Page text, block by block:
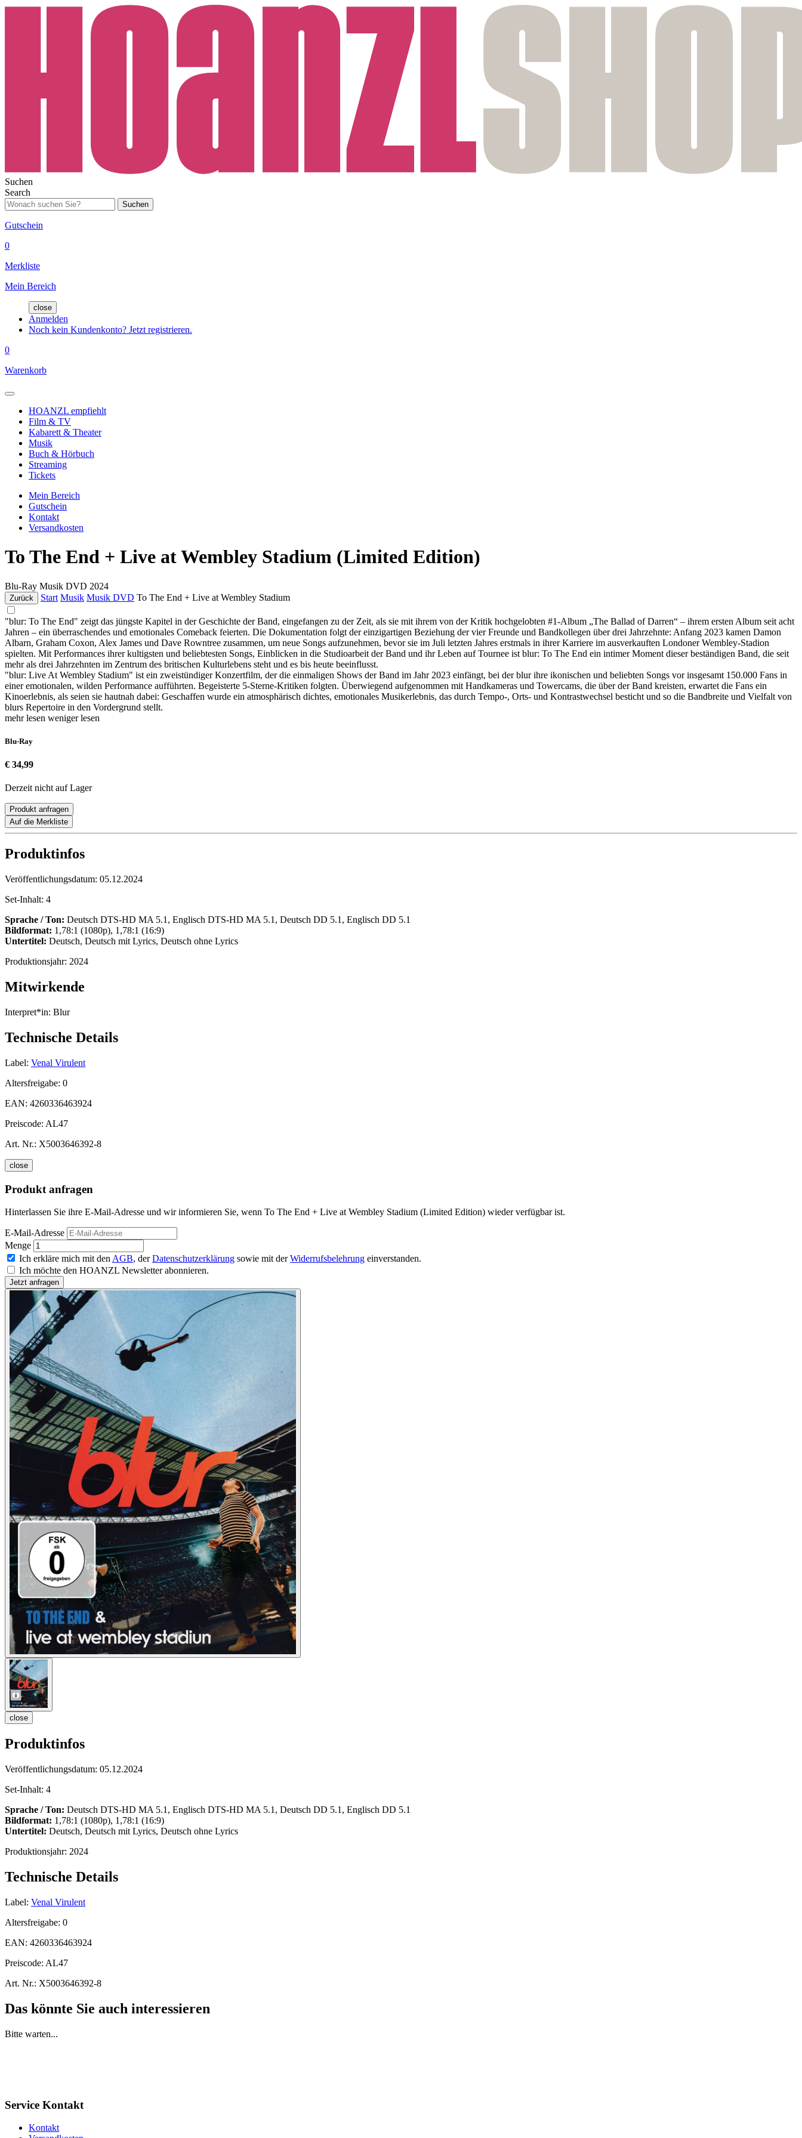
Suchen
Search
Suchen
Gutschein
0
Merkliste
Mein Bereich
close
Anmelden
Noch kein Kundenkonto? Jetzt registrieren.
0
Warenkorb
HOANZL empfiehlt
Film & TV
Kabarett & Theater
Musik
Buch & Hörbuch
Streaming
Tickets
Mein Bereich
Gutschein
Kontakt
Versandkosten
To The End + Live at Wembley Stadium (Limited Edition)
Blu-Ray Musik DVD 2024
Zurück Start Musik Musik DVD To The End + Live at Wembley Stadium
"blur: To The End" zeigt das jüngste Kapitel in der Geschichte der Band, eingefangen zu der Zeit, als sie mit ihrem von der Kritik hochgelobten #1-Album „The Ballad of Darren“ – ihrem ersten Album seit acht
Jahren – ein überraschendes und emotionales Comeback feierten. Die Dokumentation folgt der einzigartigen Beziehung der vier Freunde und Bandkollegen über drei Jahrzehnte: Anfang 2023 kamen Damon
Albarn, Graham Coxon, Alex James und Dave Rowntree zusammen, um neue Songs aufzunehmen, bevor sie im Juli letzten Jahres erstmals in ihrer Karriere im ausverkauften Londoner Wembley-Stadion
spielten. Mit Performances ihrer kultigsten und beliebtesten Songs, Einblicken in die Studioarbeit der Band und ihr Leben auf Tournee ist blur: To The End ein intimer Moment dieser beständigen Band, die seit
mehr als drei Jahrzehnten im Zentrum des britischen Kulturlebens steht und es bis heute beeinflusst.
"blur: Live At Wembley Stadium" ist ein zweistündiger Konzertfilm, der die einmaligen Shows der Band im Jahr 2023 einfängt, bei der blur ihre ikonischen und beliebten Songs vor insgesamt 150.000 Fans in
einer emotionalen, wilden Performance aufführten. Begeisterte 5-Sterne-Kritiken folgten. Überwiegend aufgenommen mit Handkameras und Towercams, die über der Band kreisten, erwartet die Fans ein
Kinoerlebnis, als seien sie hautnah dabei: Geschaffen wurde ein atmosphärisch dichtes, emotionales Musikerlebnis, das durch Tempo-, Orts- und Kontrastwechsel besticht und so die Bandbreite und Vielfalt von
blurs Repertoire in den Vordergrund stellt.
mehr lesen weniger lesen
Blu-Ray
€ 34,99
Derzeit nicht auf Lager
Produkt anfragen
Auf die Merkliste
Produktinfos
Veröffentlichungsdatum: 05.12.2024
Set-Inhalt: 4
Sprache / Ton: Deutsch DTS-HD MA 5.1, Englisch DTS-HD MA 5.1, Deutsch DD 5.1, Englisch DD 5.1
Bildformat: 1,78:1 (1080p), 1,78:1 (16:9)
Untertitel: Deutsch, Deutsch mit Lyrics, Deutsch ohne Lyrics
Produktionsjahr: 2024
Mitwirkende
Interpret*in: Blur
Technische Details
Label: Venal Virulent
Altersfreigabe: 0
EAN: 4260336463924
Preiscode: AL47
Art. Nr.: X5003646392-8
close
Produkt anfragen
Hinterlassen Sie ihre E-Mail-Adresse und wir informieren Sie, wenn To The End + Live at Wembley Stadium (Limited Edition) wieder verfügbar ist.
E-Mail-Adresse
Menge
Ich erkläre mich mit den AGB, derDatenschutzerklärung sowie mit derWiderrufsbelehrung einverstanden.
Ich möchte den HOANZL Newsletter abonnieren.
close
Produktinfos
Veröffentlichungsdatum: 05.12.2024
Set-Inhalt: 4
Sprache / Ton: Deutsch DTS-HD MA 5.1, Englisch DTS-HD MA 5.1, Deutsch DD 5.1, Englisch DD 5.1
Bildformat: 1,78:1 (1080p), 1,78:1 (16:9)
Untertitel: Deutsch, Deutsch mit Lyrics, Deutsch ohne Lyrics
Produktionsjahr: 2024
Technische Details
Label: Venal Virulent
Altersfreigabe: 0
EAN: 4260336463924
Preiscode: AL47
Art. Nr.: X5003646392-8
Das könnte Sie auch interessieren
Bitte warten...
Service Kontakt
Kontakt